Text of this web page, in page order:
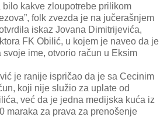
bilo kakve zloupotrebe prilikom
folk zvezda je na jučerašnjem
iskaz Jovana Dimitrijevića,
FK Obilić, u kojem je naveo da je
ime, otvorio račun u Eksim
je ranije ispričao da je sa Cecinim
koji nije služio za uplate od
već da je jedna medijska kuća iz
maraka za prava za prenošenje